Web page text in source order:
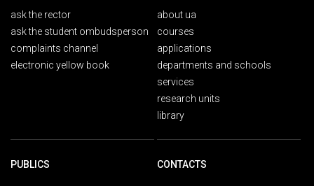
ask the rector
ask the student ombudsperson
complaints channel
electronic yellow book
about ua
courses
applications
departments and schools
services
research units
library
PUBLICS CONTACTS